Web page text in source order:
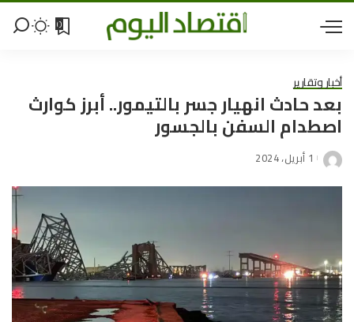
0
أخبار وتقارير
بعد حادث انهيار جسر بالتيمور.. أبرز كوارث
اصطدام السفن بالجسور
1 أبريل، 2024